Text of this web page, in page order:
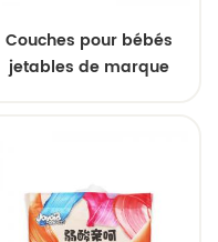
Couches pour bébés
jetables de marque
personnalisées en usine.